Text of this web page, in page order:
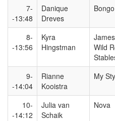
7-
-13:48
Danique
Dreves
Bongo
8-
-13:56
Kyra
Hingstman
Wild
9-
-14:04
Rianne
Kooistra
My
10-
-14:12
Julia van
Schaik
Nova